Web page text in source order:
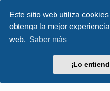
Este sitio web utiliza
obtenga la mejor
web. Saber más
¡Lo